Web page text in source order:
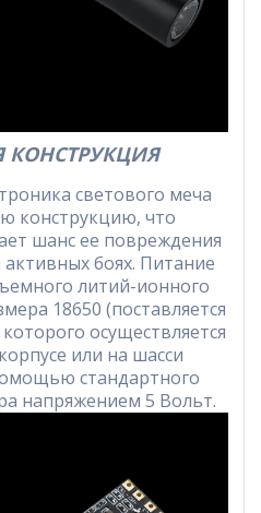
светового меча
конструкцию, что
шанс ее повреждения
боях. Питание
литий-ионного
18650 (поставляется
осуществляется
или на шасси
стандартного
напряжением 5 Вольт.